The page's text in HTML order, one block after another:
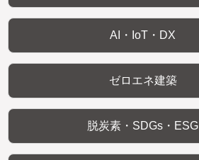
AI・IoT・DX
ゼロエネ建築
脱炭素・SDGs・ESG